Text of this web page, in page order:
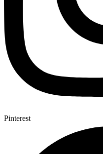
Pinterest